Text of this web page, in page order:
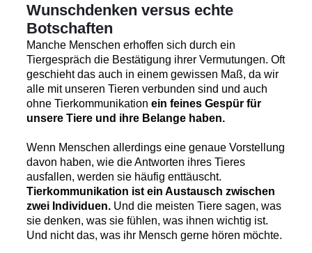
Wunschdenken versus echte
Botschaften
Manche Menschen erhoffen sich durch ein
Tiergespräch die Bestätigung ihrer Vermutungen. Oft
geschieht das auch in einem gewissen Maß, da wir
alle mit unseren Tieren verbunden sind und auch
ohne Tierkommunikation ein feines Gespür für
unsere Tiere und ihre Belange haben.
Wenn Menschen allerdings eine genaue Vorstellung
davon haben, wie die Antworten ihres Tieres
ausfallen, werden sie häufig enttäuscht.
Tierkommunikation ist ein Austausch zwischen
zwei Individuen. Und die meisten Tiere sagen, was
sie denken, was sie fühlen, was ihnen wichtig ist.
Und nicht das, was ihr Mensch gerne hören möchte.